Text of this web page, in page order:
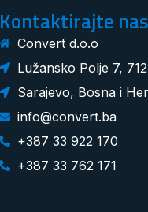
Kontaktirajte nas
Convert d.o.o
Lužansko Polje 7,
Sarajevo, Bosna i
info@convert.ba
+387 33 922 170
+387 33 762 171